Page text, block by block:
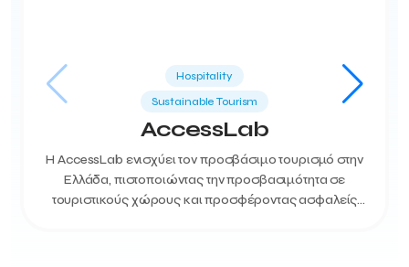
Hospitality
Sustainable Tourism
AccessLab
Η AccessLab ενισχύει τον προσβάσιμο τουρισμό στην
Ελλάδα, πιστοποιώντας την προσβασιμότητα σε
τουριστικούς χώρους και προσφέροντας ασφαλείς